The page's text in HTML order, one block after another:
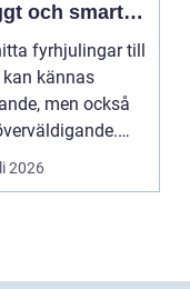
och smart
fyrhjulingar till
kännas
men också
är stor...
2026